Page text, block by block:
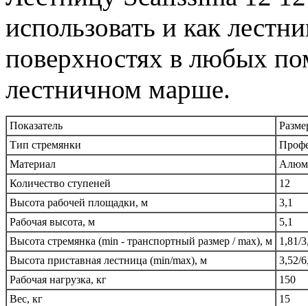
использовать и как
поверхностях в любых
лестничном марше.
Показатель
Тип стремянки
Материал
Количество ступеней
12
Высота рабочей площадки, м
3,1
Рабочая высота, м
5,1
Высота стремянка (min - транспортный размер / max), м
1,81/
Высота приставная лестница (min/max), м
3,52/
Рабочая нагрузка, кг
150
Вес, кг
15